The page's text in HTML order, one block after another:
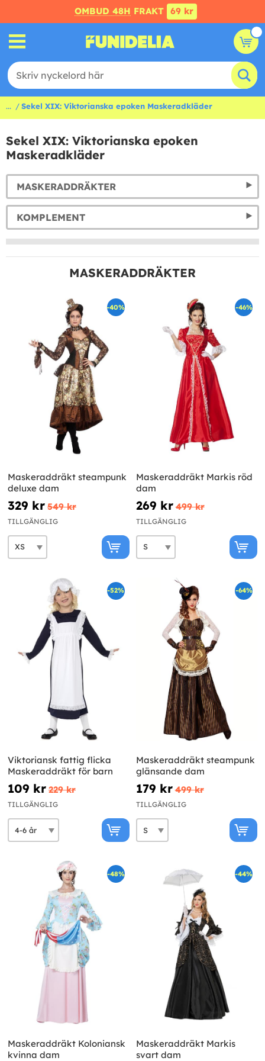
OMBUD 48H FRAKT 69 kr
... Sekel XIX: Viktorianska epoken Maskeradkläder
Sekel XIX: Viktorianska epoken
Maskeradkläder
MASKERADDRÄKTER
KOMPLEMENT
MASKERADDRÄKTER
-40%
Maskeraddräkt steampunk
deluxe dam
329 kr 549 kr
TILLGÄNGLIG
-46%
Maskeraddräkt Markis röd
dam
269 kr 499 kr
TILLGÄNGLIG
-52%
Viktoriansk fattig flicka
Maskeraddräkt för barn
109 kr 229 kr
TILLGÄNGLIG
-64%
Maskeraddräkt steampunk
glänsande dam
179 kr 499 kr
TILLGÄNGLIG
-48%
Maskeraddräkt Koloniansk
kvinna dam
-44%
Maskeraddräkt Markis
svart dam